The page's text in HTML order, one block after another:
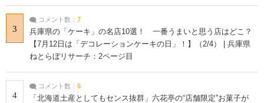
3
コメント数： 7
兵庫県の「ケーキ」の名店10選！ 一番うまいと思う店はどこ？
【7月12日は「デコレーションケーキの日」！】（2/4） | 兵庫県
ねとらぼリサーチ：2ページ目
4
コメント数： 5
「北海道土産としてもセンス抜群」六花亭の“店舗限定”お菓子が